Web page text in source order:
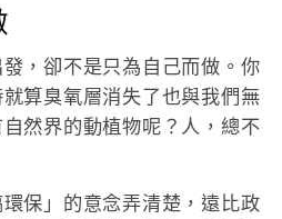
，卻不是只為自己而做。你
算臭氧層消失了也與我們無
然界的動植物呢？人，總不
保」的意念弄清楚，遠比政